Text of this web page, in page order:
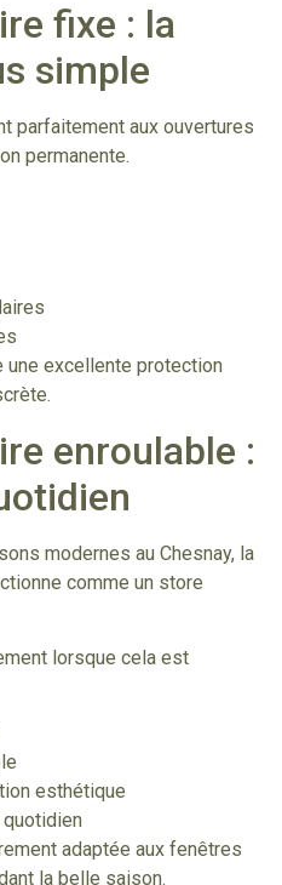
fixe : la
simple
parfaitement aux ouvertures
permanente.
excellente protection
enroulable :
modernes au Chesnay, la
comme un store
lorsque cela est
esthétique
adaptée aux fenêtres
la belle saison.